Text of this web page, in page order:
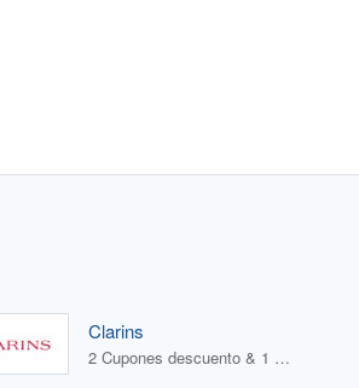
Clarins
2 Cupones descuento & 1 Oferta